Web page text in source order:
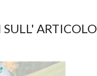
ARTICOLO